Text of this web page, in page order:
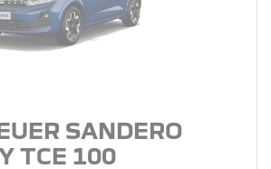
SANDERO
TCE 100